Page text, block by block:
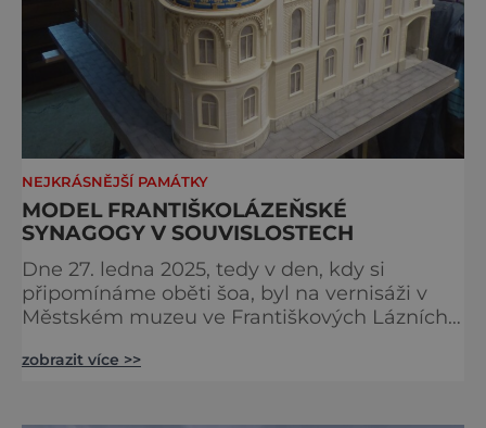
NEJKRÁSNĚJŠÍ PAMÁTKY
MODEL FRANTIŠKOLÁZEŇSKÉ
SYNAGOGY V SOUVISLOSTECH
Dne 27. ledna 2025, tedy v den, kdy si
připomínáme oběti šoa, byl na vernisáži v
Městském muzeu ve Františkových Lázních
nacisty zničena v roce 1938. Do lázeňského
zobrazit více >>